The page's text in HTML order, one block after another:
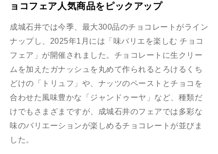
ョコフェア人気商品をピックアップ
成城石井では今季、最大300品のチョコレートがライン
ナップし、2025年1月には「味バリエを楽しむ チョコ
フェア」が開催されました。チョコレートに生クリー
ムを加えたガナッシュを丸めて作られるとろけるくち
どけの「トリュフ」や、ナッツのペーストとチョコを
合わせた風味豊かな「ジャンドゥーヤ」など、種類だ
けでもさまざまですが、成城石井のフェアでは多彩な
味のバリエーションが楽しめるチョコレートが並びま
した。